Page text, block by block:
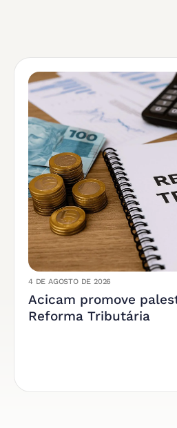
4 DE AGOSTO DE 2026
Acicam promove
Reforma Tributária